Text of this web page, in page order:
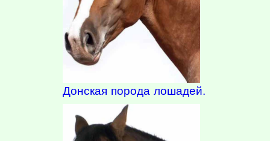
Донская порода лошадей.